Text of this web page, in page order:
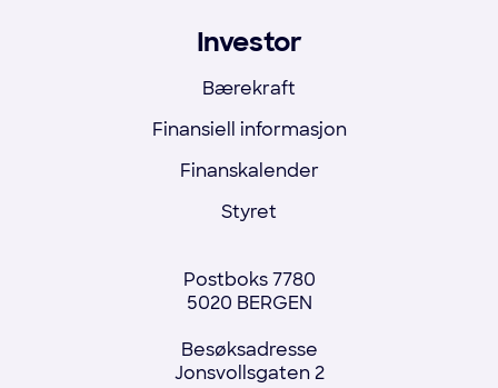
Investor
Bærekraft
Finansiell informasjon
Finanskalender
Styret
Postboks 7780
5020 BERGEN
Besøksadresse
Jonsvollsgaten 2